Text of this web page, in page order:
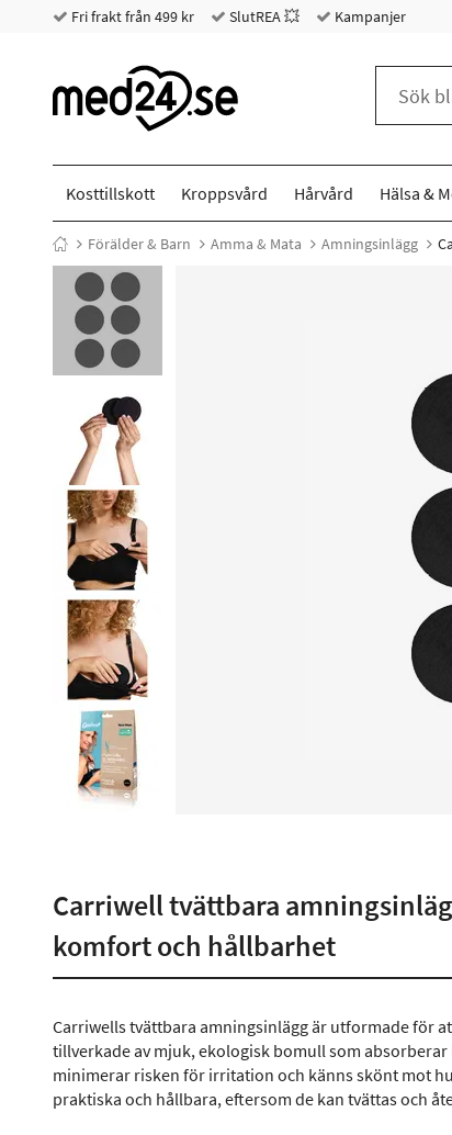
Fri frakt från 499 kr SlutREA 💥 Kampanjer
Kosttillskott Kroppsvård Hårvård Hälsa &
Förälder & Barn Amma & Mata Amningsinlägg
Carriwell tvättbara
komfort och hållbarhet
Carriwells tvättbara amningsinlägg är utformade för
tillverkade av mjuk, ekologisk bomull som
minimerar risken för irritation och känns skönt mot
praktiska och hållbara, eftersom de kan tvättas och